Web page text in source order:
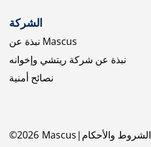
الشركة
نبذة عن Mascus
نبذة عن شركة ريتشي وإخوانه
نصائح أمنية
©2026 Mascus الشروط والأحكام